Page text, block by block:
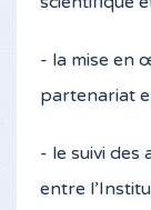
- la mise en
partenariat
- le suivi
entre